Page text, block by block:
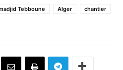
Tebboune Alger
chantier